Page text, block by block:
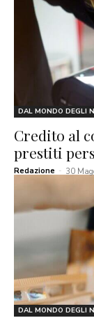
DAL MONDO DEGLI
Credito al
prestiti
Redazione - 30
DAL MONDO DEGLI